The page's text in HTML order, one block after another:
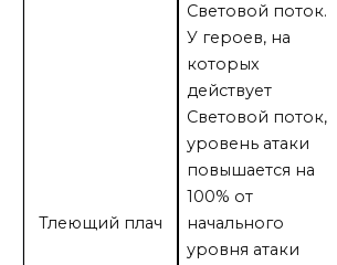
Тлеющий плач
Световой поток.
У героев, на
которых
действует
Световой поток,
уровень атаки
повышается на
100% от
начального
уровня атаки